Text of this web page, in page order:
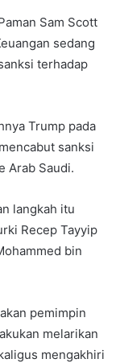
Sam Scott
sedang
terhadap
Trump pada
sanksi
Arab Saudi.
langkah itu
Recep Tayyip
bin
pemimpin
melarikan
mengakhiri